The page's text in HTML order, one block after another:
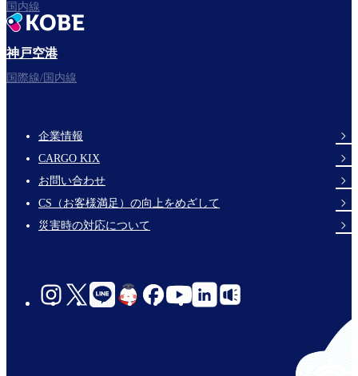
国内線
神戸空港
国際線/国内線
Footer
Links
企業情報
CARGO KIX
お問い合わせ
CS（お客様満足）の向上をめざして
災害時の対応について
social-